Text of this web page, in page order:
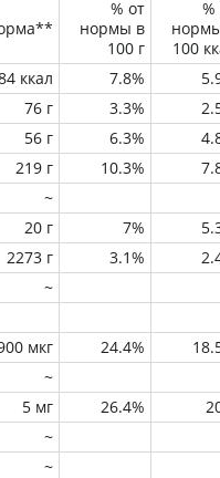
% от
нормы в
100 г
%
100
ккал 7.8%
76 г 3.3%
56 г 6.3%
219 г 10.3%
~
20 г 7%
2273 г 3.1%
~
мкг 24.4%
~
5 мг 26.4%
~
~